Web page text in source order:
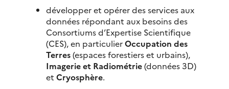
développer et opérer des services aux
données répondant aux besoins des
Consortiums d’Expertise Scientifique
(CES), en particulierOccupation des
Terres(espaces forestiers et urbains),
Imagerie et Radiométrie(données 3D)
et Cryosphère.